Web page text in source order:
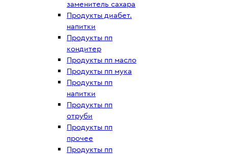
заменитель сахара
Продукты диабет.
напитки
Продукты пп
кондитер
Продукты пп масло
Продукты пп мука
Продукты пп
напитки
Продукты пп
отруби
Продукты пп
прочее
Продукты пп